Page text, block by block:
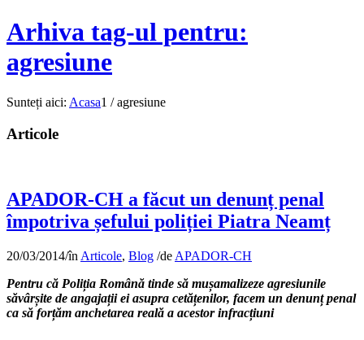
Arhiva tag-ul pentru:
agresiune
Sunteți aici: Acasa1 / agresiune
Articole
APADOR-CH a făcut un denunț penal
împotriva șefului poliției Piatra Neamț
20/03/2014/în Articole, Blog /de APADOR-CH
Pentru că Poliția Română tinde să mușamalizeze agresiunile
săvârșite de angajații ei asupra cetățenilor, facem un denunț penal
ca să forțăm anchetarea reală a acestor infracțiuni